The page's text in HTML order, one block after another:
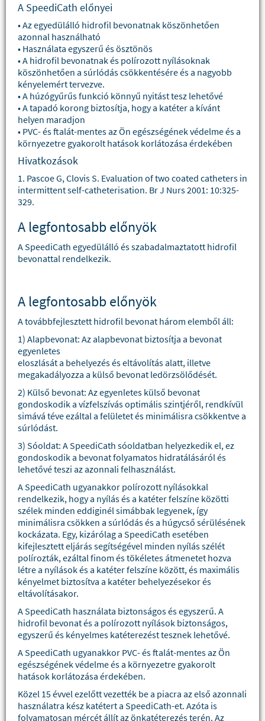
A SpeediCath előnyei
• Az egyedülálló hidrofil bevonatnak köszönhetően
azonnal használható
• Használata egyszerű és ösztönös
• A hidrofil bevonatnak és polírozott nyílásoknak
köszönhetően a súrlódás csökkentésére és a nagyobb
kényelemért tervezve.
• A húzógyűrűs funkció könnyű nyitást tesz lehetővé
• A tapadó korong biztosítja, hogy a katéter a kívánt
helyen maradjon
• PVC- és ftalát-mentes az Ön egészségének védelme és a
környezetre gyakorolt hatások korlátozása érdekében
Hivatkozások
1. Pascoe G, Clovis S. Evaluation of two coated catheters in
intermittent self-catheterisation. Br J Nurs 2001: 10:325-
329.
A legfontosabb előnyök
A SpeediCath egyedülálló és szabadalmaztatott hidrofil
bevonattal rendelkezik.
A legfontosabb előnyök
A továbbfejlesztett hidrofil bevonat három elemből áll:
1) Alapbevonat: Az alapbevonat biztosítja a bevonat
egyenletes
eloszlását a behelyezés és eltávolítás alatt, illetve
megakadályozza a külső bevonat ledörzsölődését.
2) Külső bevonat: Az egyenletes külső bevonat
gondoskodik a vízfelszívás optimális szintjéről, rendkívül
simává téve ezáltal a felületet és minimálisra csökkentve a
súrlódást.
3) Sóoldat: A SpeediCath sóoldatban helyezkedik el, ez
gondoskodik a bevonat folyamatos hidratálásáról és
lehetővé teszi az azonnali felhasználást.
A SpeediCath ugyanakkor polírozott nyílásokkal
rendelkezik, hogy a nyílás és a katéter felszíne közötti
szélek minden eddiginél simábbak legyenek, így
minimálisra csökken a súrlódás és a húgycső sérülésének
kockázata. Egy, kizárólag a SpeediCath esetében
kifejlesztett eljárás segítségével minden nyílás szélét
polírozták, ezáltal finom és tökéletes átmenetet hozva
létre a nyílások és a katéter felszíne között, és maximális
kényelmet biztosítva a katéter behelyezésekor és
eltávolításakor.
A SpeediCath használata biztonságos és egyszerű. A
hidrofil bevonat és a polírozott nyílások biztonságos,
egyszerű és kényelmes katéterezést tesznek lehetővé.
A SpeediCath ugyanakkor PVC- és ftalát-mentes az Ön
egészségének védelme és a környezetre gyakorolt
hatások korlátozása érdekében.
Közel 15 évvel ezelőtt vezették be a piacra az első azonnali
használatra kész katétert a SpeediCath-et. Azóta is
folyamatosan mércét állít az önkatéterezés terén. Az